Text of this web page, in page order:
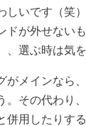
しいです（笑
ドが外せない
、選ぶ時は気
がメインなら
。その代わり
併用したりす